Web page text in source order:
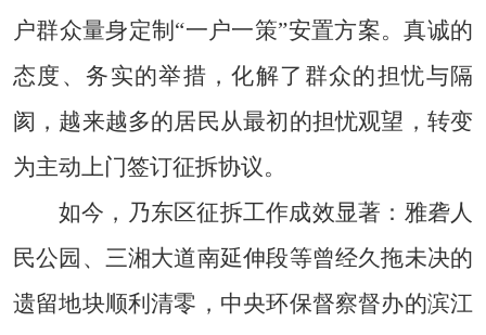
户群众量身定制“一户一策”安置方案。真诚的
态度、务实的举措，化解了群众的担忧与隔
阂，越来越多的居民从最初的担忧观望，转变
为主动上门签订征拆协议。
如今，乃东区征拆工作成效显著：雅砻人
民公园、三湘大道南延伸段等曾经久拖未决的
遗留地块顺利清零，中央环保督察督办的滨江